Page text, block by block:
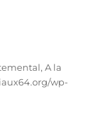
,A la
wp-